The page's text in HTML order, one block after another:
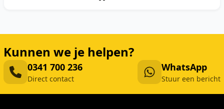
Kunnen we je helpen?
0341 700 236
Direct contact
WhatsApp
Stuur een bericht